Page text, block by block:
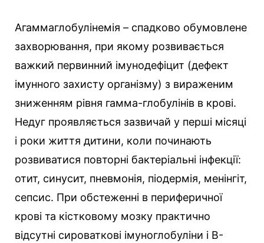
Агаммаглобулінемія – спадково обумовлене
захворювання, при якому розвивається
важкий первинний імунодефіцит (дефект
імунного захисту організму) з вираженим
зниженням рівня гамма-глобулінів в крові.
Недуг проявляється зазвичай у перші місяці
і роки життя дитини, коли починають
розвиватися повторні бактеріальні інфекції:
отит, синусит, пневмонія, піодермія, менінгіт,
сепсис. При обстеженні в периферичної
крові та кістковому мозку практично
відсутні сироваткові імуноглобуліни і B-